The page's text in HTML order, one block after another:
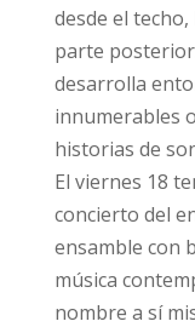
desde el
parte
desarrolla
innumerables
historias de
El viernes 18
concierto del
ensamble con
música
nombre a sí